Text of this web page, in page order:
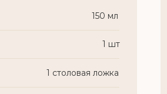
1 столовая ложка
1 шт
150 мл